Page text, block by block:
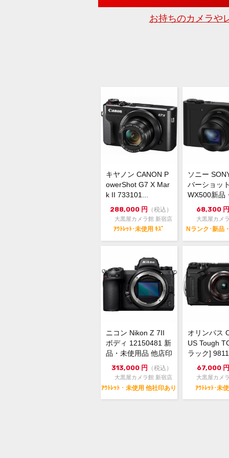
お持ちのカメラや
キヤノン CANON P
owerShot G7 X Mar
k II 733101...
288,000 円 （税込）
大黒屋カメラ館 新宿店
ｱｳﾄﾚｯﾄ･未使用 ｷｽﾞ
ソニー
バーショッ
WX500新品
68,300
大黒屋カメ
Nランク･新品
ニコン Nikon Z 7II
ボディ 12150481 新
品・未使用品 他店印
あり
313,000 円 （税込）
大黒屋カメラ館 新宿店
ｱｳﾄﾚｯﾄ・未使用 他社印あり
オリンパス
US Tough
ラック]
67,000
大黒屋カメ
ｱｳﾄﾚｯﾄ･未